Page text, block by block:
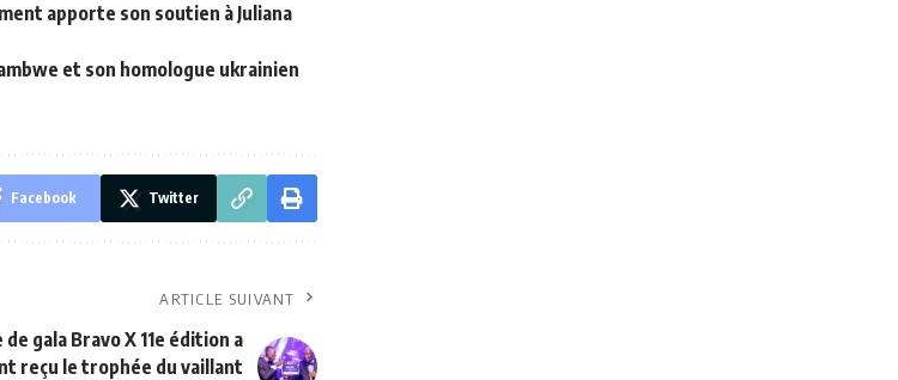
apporte son soutien à Juliana
et son homologue ukrainien
Facebook Twitter
ARTICLE SUIVANT
gala Bravo X 11e édition a
reçu le trophée du vaillant